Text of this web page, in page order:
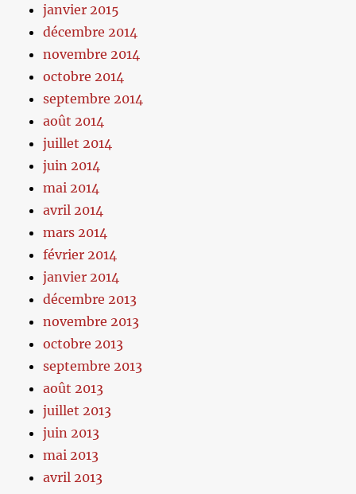
janvier 2015
décembre 2014
novembre 2014
octobre 2014
septembre 2014
août 2014
juillet 2014
juin 2014
mai 2014
avril 2014
mars 2014
février 2014
janvier 2014
décembre 2013
novembre 2013
octobre 2013
septembre 2013
août 2013
juillet 2013
juin 2013
mai 2013
avril 2013